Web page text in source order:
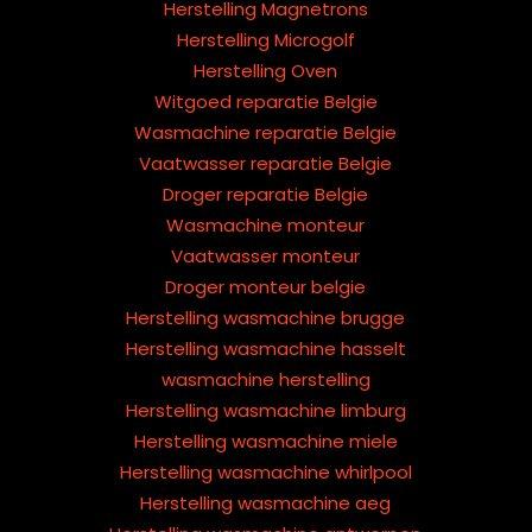
Herstelling Magnetrons
Herstelling Microgolf
Herstelling Oven
Witgoed reparatie Belgie
Wasmachine reparatie Belgie
Vaatwasser reparatie Belgie
Droger reparatie Belgie
Wasmachine monteur
Vaatwasser monteur
Droger monteur belgie
Herstelling wasmachine brugge
Herstelling wasmachine hasselt
wasmachine herstelling
Herstelling wasmachine limburg
Herstelling wasmachine miele
Herstelling wasmachine whirlpool
Herstelling wasmachine aeg